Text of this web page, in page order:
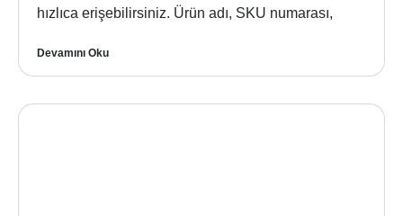
hızlıca erişebilirsiniz. Ürün adı, SKU numarası,
Devamını Oku